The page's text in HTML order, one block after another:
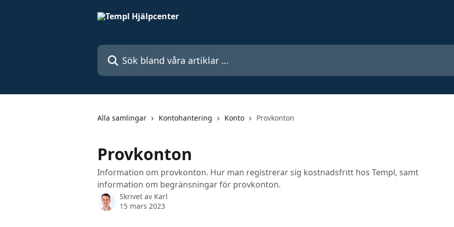
Sök bland våra artiklar …
Alla samlingar Kontohantering Konto Provkonton
Provkonton
Information om provkonton. Hur man registrerar sig kostnadsfritt hos Templ, samt
information om begränsningar för provkonton.
Skrivet av Karl
15 mars 2023